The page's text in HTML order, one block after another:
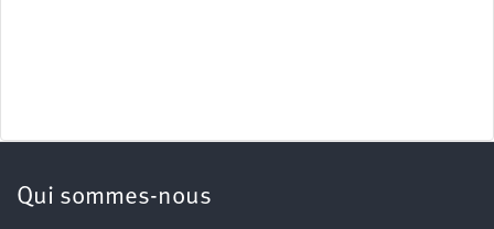
Qui sommes-nous